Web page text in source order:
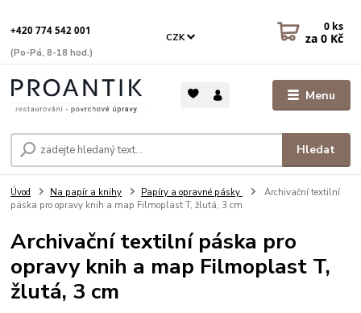
Menu
CZK
Hledat
+420 774 542 001
(Po-Pá, 8-18 hod.)
0 ks
za 0 Kč
Úvod Na papír a knihy Papíry a opravné pásky
Archivační textilní
páska pro opravy knih a map Filmoplast T, žlutá, 3 cm
Archivační textilní páska pro
opravy knih a map Filmoplast T,
žlutá, 3 cm